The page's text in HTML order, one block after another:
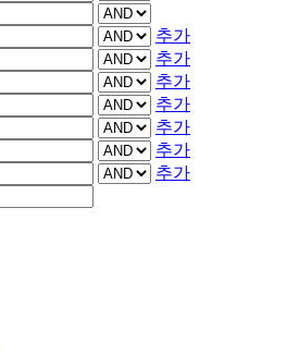
추가
추가
추가
추가
추가
추가
추가